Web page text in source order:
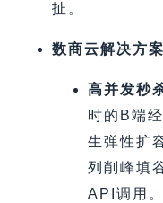
扯。
数商云解决方案
高并发秒
时的B端
生弹性扩
列削峰填
API调用。